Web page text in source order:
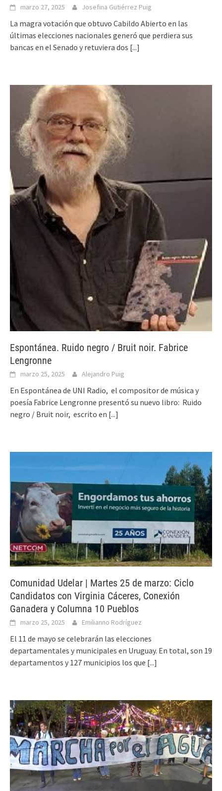
marzo 27, 2025 Josefina Gutiérrez Puig
La magra votación que obtuvo Cabildo Abierto en las
últimas elecciones nacionales generó que perdiera sus
bancas en el Senado y retuviera dos [...]
Espontánea. Ruido negro / Bruit noir. Fabrice
Lengronne
marzo 25, 2025 Alejandro Puig
En Espontánea de UNI Radio, el compositor de música y
poesía Fabrice Lengronne presentó su nuevo libro: Ruido
negro / Bruit noir, escrito en [...]
Comunidad Udelar | Martes 25 de marzo: Ciclo
Candidatos con Virginia Cáceres, Conexión
Ganadera y Columna 10 Pueblos
marzo 25, 2025 Emilianno Rodríguez
El 11 de mayo se celebrarán las elecciones
departamentales y municipales en Uruguay. En total, son 19
departamentos y 127 municipios los que [...]